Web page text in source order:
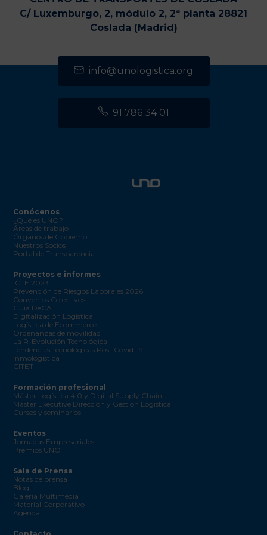
C/ Luxemburgo, 2, módulo 2, 2ª planta 28821
Coslada (Madrid)
info@unologistica.org
91 786 34 01
Conócenos
¿Qué es UNO?
Áreas de trabajo
Órganos de Gobierno
Nuestros Socios
Portal de Transparencia
Proyectos e informes
ICLE 2023
Prevención de Riesgos Laborales 2026
Convenios Colectivos
Guía DeCA
Digitalización Logística
Logística de Ecommerce
Ordenanzas de movilidad
La R-Evolución Tecnológica
Tendencias Tecnológicas Post Covid-19
Inmologística
CITET
Formación profesional
Máster Logística 4.0 y Digital Supply Chain
Máster Executive Dirección y Gestión Logística
Cursos y seminarios
Eventos
Jornadas Empresariales
Premios UNO
Sala de Prensa
Notas de prensa
Blog
Galería Multimedia
Material Corporativo
Agenda